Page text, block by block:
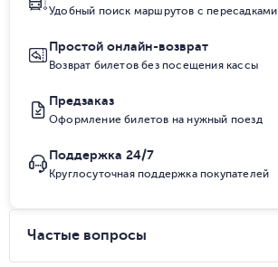
Удобный поиск маршрутов с пересадками
Простой онлайн-возврат
Возврат билетов без посещения кассы
Предзаказ
Оформление билетов на нужный поезд
Поддержка 24/7
Круглосуточная поддержка покупателей
Частые вопросы